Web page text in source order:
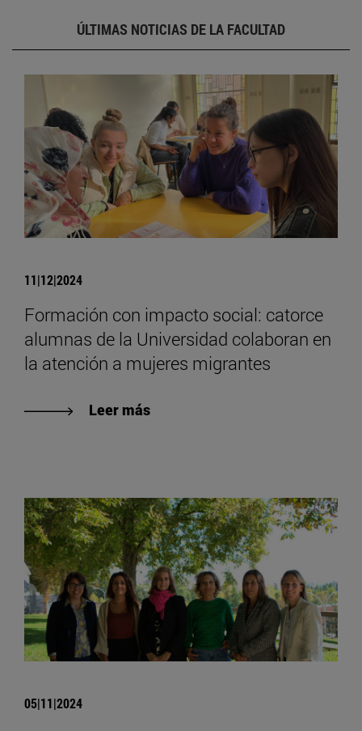
ÚLTIMAS NOTICIAS DE LA FACULTAD
11|12|2024
Formación con impacto social: catorce
alumnas de la Universidad colaboran en
la atención a mujeres migrantes
Leer más
05|11|2024